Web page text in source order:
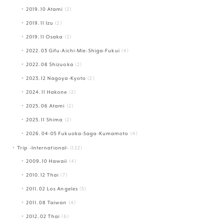
2019.10 Atami (2)
2019.11 Izu (2)
2019.11 Osaka (2)
2022.03 Gifu-Aichi-Mie-Shiga-Fukui (4)
2022.08 Shizuoka (2)
2023.12 Nagoya-Kyoto (2)
2024.11 Hakone (2)
2025.06 Atami (2)
2025.11 Shima (2)
2026.04-05 Fukuoka-Saga-Kumamoto (4)
Trip -International- (122)
2009.10 Hawaii (4)
2010.12 Thai (7)
2011.02 Los Angeles (5)
2011.08 Taiwan (4)
2012.02 Thai (6)